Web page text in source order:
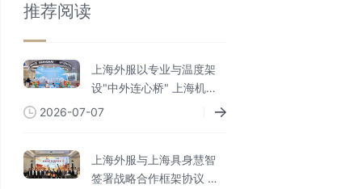
推荐阅读
上海外服以专业与温度架
设"中外连心桥" 上海机场
外籍人员一站式综合服务
2026-07-07
上海外服与上海具身慧智
签署战略合作框架协议 共